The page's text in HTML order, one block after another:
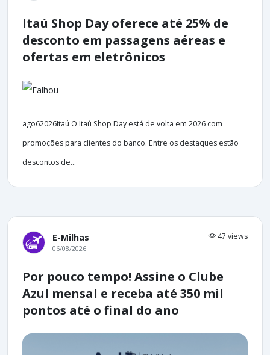
Itaú Shop Day oferece até 25% de
desconto em passagens aéreas e
ofertas em eletrônicos
ago62026Itaú O Itaú Shop Day está de volta em 2026 com
promoções para clientes do banco. Entre os destaques estão
descontos de...
E-Milhas 47 views
06/08/2026
Por pouco tempo! Assine o Clube
Azul mensal e receba até 350 mil
pontos até o final do ano